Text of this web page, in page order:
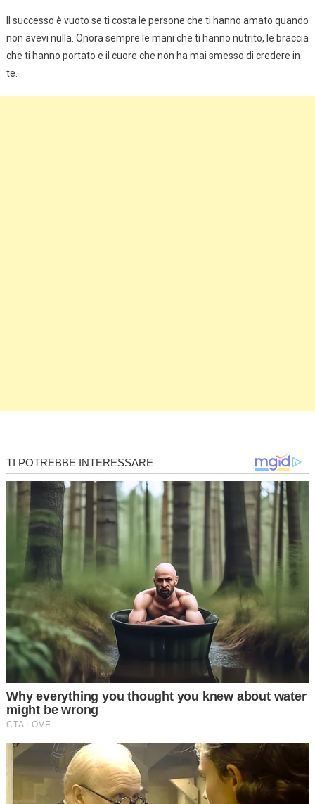
Il successo è vuoto se ti costa le persone che ti hanno amato quando
non avevi nulla. Onora sempre le mani che ti hanno nutrito, le braccia
che ti hanno portato e il cuore che non ha mai smesso di credere in
te.